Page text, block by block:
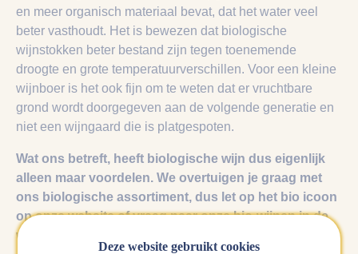
en meer organisch materiaal bevat, dat het water veel
beter vasthoudt. Het is bewezen dat biologische
wijnstokken beter bestand zijn tegen toenemende
droogte en grote temperatuurverschillen. Voor een kleine
wijnboer is het ook fijn om te weten dat er vruchtbare
grond wordt doorgegeven aan de volgende generatie en
niet een wijngaard die is platgespoten.
Wat ons betreft, heeft biologische wijn dus eigenlijk
alleen maar voordelen. We overtuigen je graag met
ons biologische assortiment, dus let op het bio icoon
op onze website of vraag naar onze bio-wijnen in de
winkel.
Deze website gebruikt cookies